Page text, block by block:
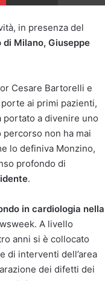
in presenza del
di Milano, Giuseppe
Cesare Bartorelli e
ai primi pazienti,
a divenire uno
non ha mai
lo definiva Monzino,
profondo di
.
in cardiologia nella
A livello
anni si è collocato
di interventi dell’area
dei difetti dei